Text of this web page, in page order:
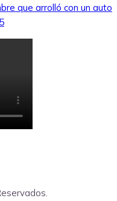
que arrolló con un auto